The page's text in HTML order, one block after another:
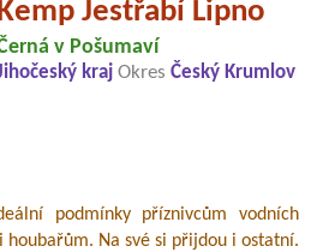
Jestřabí Lipno
v Pošumaví
kraj Okres Český Krumlov
podmínky příznivcům vodních
Na své si přijdou i ostatní.